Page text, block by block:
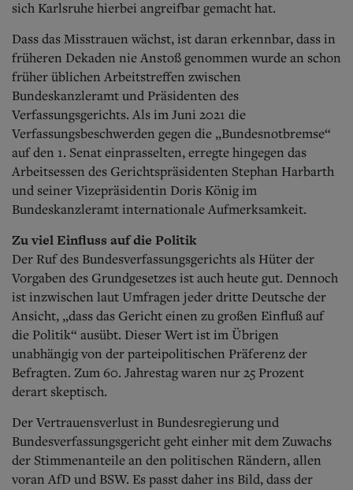
sich Karlsruhe hierbei angreifbar gemacht hat.
Dass das Misstrauen wächst, ist daran erkennbar, dass in
früheren Dekaden nie Anstoß genommen wurde an schon
früher üblichen Arbeitstreffen zwischen
Bundeskanzleramt und Präsidenten des
Verfassungsgerichts. Als im Juni 2021 die
Verfassungsbeschwerden gegen die „Bundesnotbremse“
auf den 1. Senat einprasselten, erregte hingegen das
Arbeitsessen des Gerichtspräsidenten Stephan Harbarth
und seiner Vizepräsidentin Doris König im
Bundeskanzleramt internationale Aufmerksamkeit.
Zu viel Einfluss auf die Politik
Der Ruf des Bundesverfassungsgerichts als Hüter der
Vorgaben des Grundgesetzes ist auch heute gut. Dennoch
ist inzwischen laut Umfragen jeder dritte Deutsche der
Ansicht, „dass das Gericht einen zu großen Einfluß auf
die Politik“ ausübt. Dieser Wert ist im Übrigen
unabhängig von der parteipolitischen Präferenz der
Befragten. Zum 60. Jahrestag waren nur 25 Prozent
derart skeptisch.
Der Vertrauensverlust in Bundesregierung und
Bundesverfassungsgericht geht einher mit dem Zuwachs
der Stimmenanteile an den politischen Rändern, allen
voran AfD und BSW. Es passt daher ins Bild, dass der